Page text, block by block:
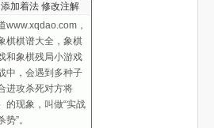
添加着法 修改注解